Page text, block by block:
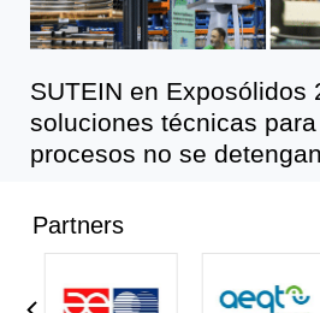
SUTEIN en Exposólidos
soluciones técnicas
procesos no se detengan
Partners